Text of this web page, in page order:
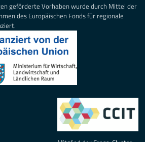
geförderte Vorhaben wurde durch Mittel der
des Europäischen Fonds für regionale